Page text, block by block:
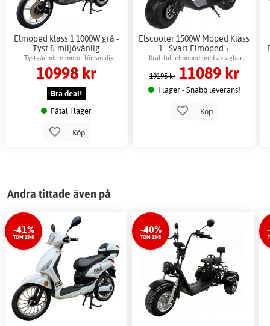
Elmoped klass 1 1000W grå -
Tyst & miljövänlig
stadsmoped
Tystgående elmotor för smidig
stadskörning
10998 kr
Bra deal!
Fåtal i lager
Köp
Elscooter 1500W Moped Klass
1 - Svart Elmoped +
Låskätting
Kraftfull elmoped med avtagbart
batteri
19195 kr 11089 kr
I lager - Snabb leverans!
Köp
Andra tittade även på
-41%
TOM 15/8
-40%
TOM 15/8